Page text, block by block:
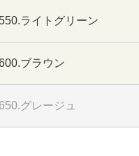
ライトグリーン
ブラウン
650.グレージュ